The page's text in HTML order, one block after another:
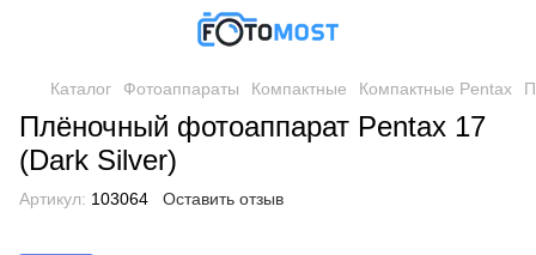
Каталог Фотоаппараты Компактные Компактные Pentax
Плёночный фотоаппарат Pentax 17
(Dark Silver)
Артикул: 103064 Оставить отзыв